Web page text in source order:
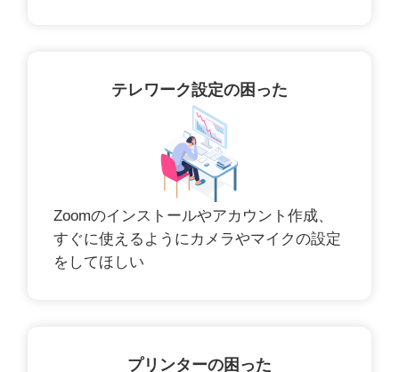
テレワーク設定の困った
Zoomのインストールやアカウント作成、
すぐに使えるようにカメラやマイクの設定
をしてほしい
プリンターの困った